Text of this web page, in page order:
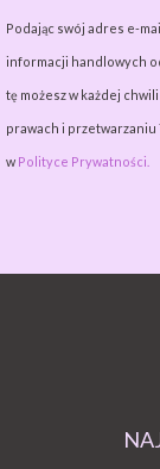
Podając swój adres e-
informacji handlowych
tę możesz w każdej
prawach i
w Polityce Prywatności.